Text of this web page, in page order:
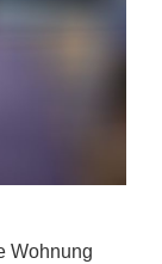
Wohnung